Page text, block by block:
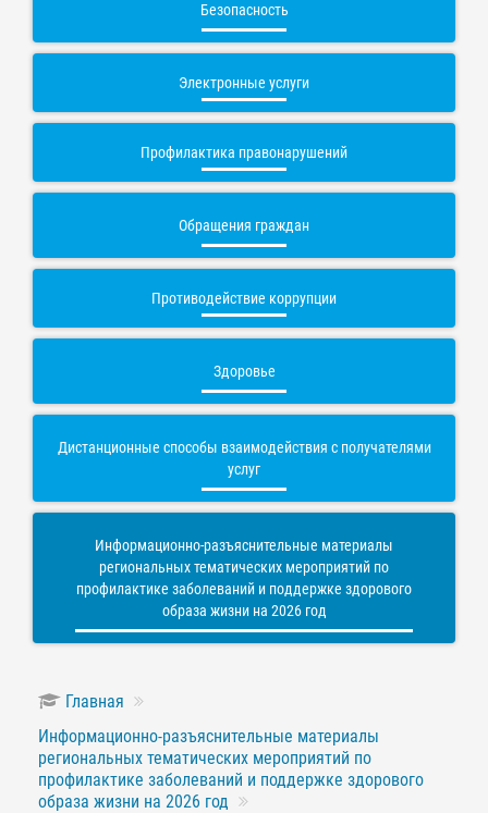
Безопасность
Электронные услуги
Профилактика правонарушений
Обращения граждан
Противодействие коррупции
Здоровье
Дистанционные способы взаимодействия с получателями
услуг
Информационно-разъяснительные материалы
региональных тематических мероприятий по
профилактике заболеваний и поддержке здорового
образа жизни на 2026 год
Главная
Информационно-разъяснительные материалы
региональных тематических мероприятий по
профилактике заболеваний и поддержке здорового
образа жизни на 2026 год